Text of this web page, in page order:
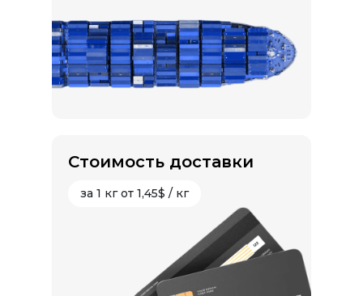
Стоимость доставки
за 1 кг от 1,45$ / кг